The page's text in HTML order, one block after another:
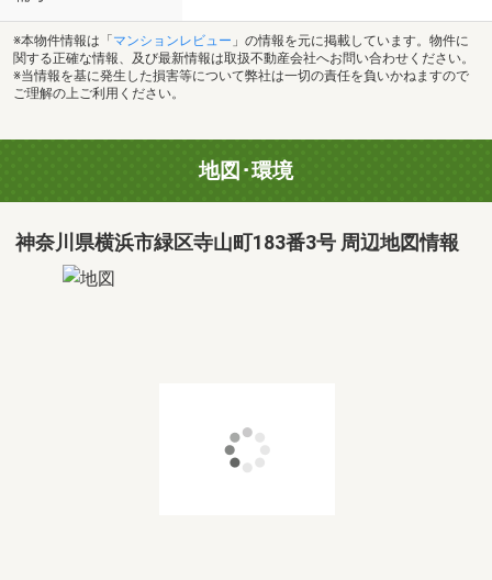
※本物件情報は「 マンションレビュー 」の情報を元に掲載しています。物件に
関する正確な情報、及び最新情報は取扱不動産会社へお問い合わせください。
※当情報を基に発生した損害等について弊社は一切の責任を負いかねますので
ご理解の上ご利用ください。
地図･環境
神奈川県横浜市緑区寺山町183番3号 周辺地図情報